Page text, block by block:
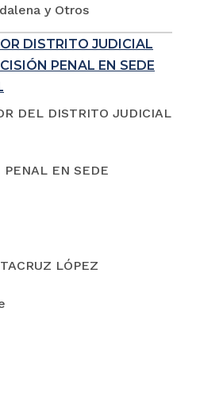
y Otros
DISTRITO JUDICIAL
PENAL EN SEDE
DEL DISTRITO JUDICIAL
PENAL EN SEDE
LÓPEZ